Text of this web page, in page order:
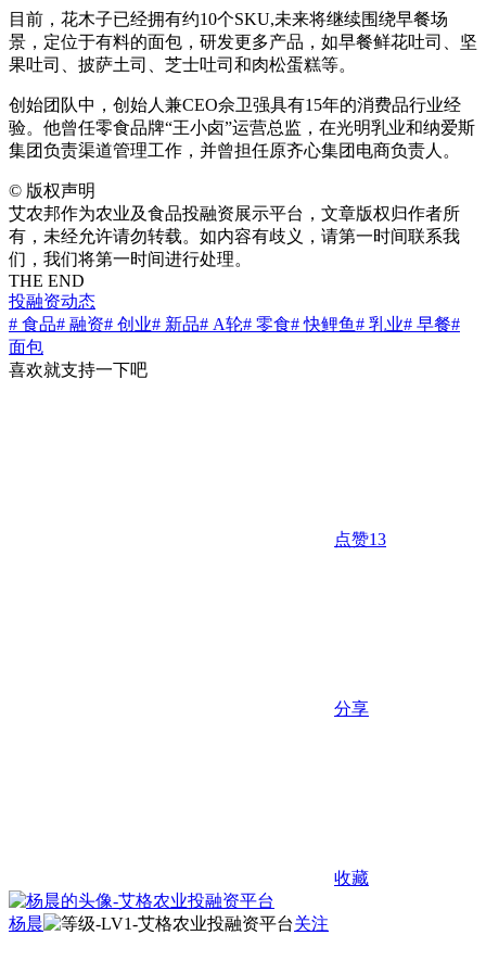
目前，花木子已经拥有约10个SKU,未来将继续围绕早餐场
景，定位于有料的面包，研发更多产品，如早餐鲜花吐司、坚
果吐司、披萨土司、芝士吐司和肉松蛋糕等。
创始团队中，创始人兼CEO佘卫强具有15年的消费品行业经
验。他曾任零食品牌“王小卤”运营总监，在光明乳业和纳爱斯
集团负责渠道管理工作，并曾担任原齐心集团电商负责人。
© 版权声明
艾农邦作为农业及食品投融资展示平台，文章版权归作者所
有，未经允许请勿转载。如内容有歧义，请第一时间联系我
们，我们将第一时间进行处理。
THE END
投融资动态
# 食品# 融资# 创业# 新品# A轮# 零食# 快鲤鱼# 乳业# 早餐#
面包
喜欢就支持一下吧
点赞13
分享
收藏
杨晨 关注